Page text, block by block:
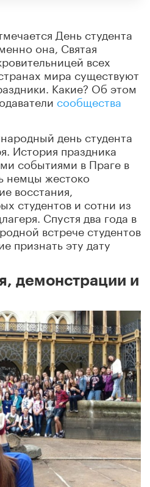
День студента
она, Святая
всех
мира существуют
Какие? Об этом
сообщества
день студента
История праздника
событиями в Праге в
немцы жестоко
восстания,
студентов и сотни из
Спустя два года в
встрече студентов
признать эту дату
демонстрации и